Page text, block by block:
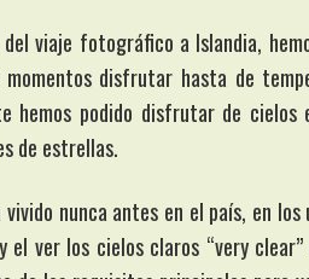
viaje fotográfico a Islandia,
disfrutar hasta de
hemos podido disfrutar de cielos
de estrellas.
nunca antes en el país, en
el ver los cielos claros “very